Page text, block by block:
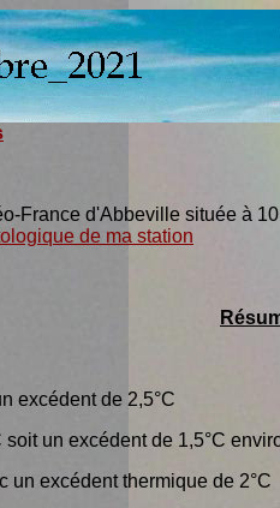
France d'Abbeville située à
de ma station
excédent de 2,5°C
un excédent de 1,5°C
un excédent thermique de 2°C